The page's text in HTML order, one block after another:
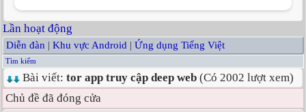
Lần hoạt động
Diễn đàn | Khu vực Android | Ứng dụng Tiếng Việt
Tìm kiếm
Bài viết: tor app truy cập deep web (Có 2002 lượt xem)
Chủ đề đã đóng cửa